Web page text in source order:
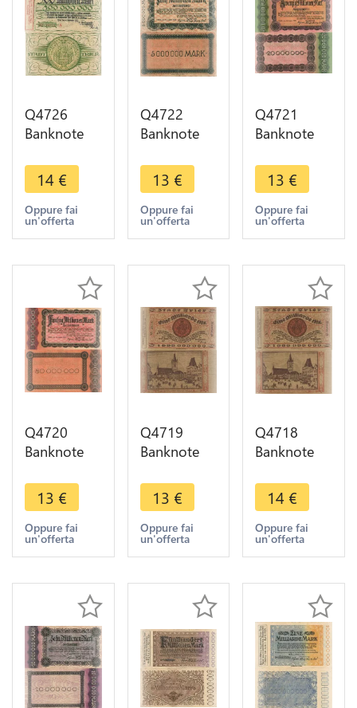
Q4726
Banknote
Trier Stadt
500
Millionen
Mark 1923
offer
14 €
Oppure fai
un'offerta
Q4722
Banknote
Trier Stadt 5
Millionen
Mark 1923
-> Make
13 €
Oppure fai
un'offerta
Q4721
Banknote
Trier Stadt
20
Millionen
Mark 1923
offer
13 €
Oppure fai
un'offerta
Q4720
Banknote
Trier Stadt
50
Millionen
Mark 1923
offer
13 €
Oppure fai
un'offerta
Q4719
Banknote
Trier Stadt 1
Milliarde
Mark 1923
-> Make
13 €
Oppure fai
un'offerta
Q4718
Banknote
Trier Stadt 1
Milliarde
Mark 1923
AU -> Make
14 €
Oppure fai
un'offerta